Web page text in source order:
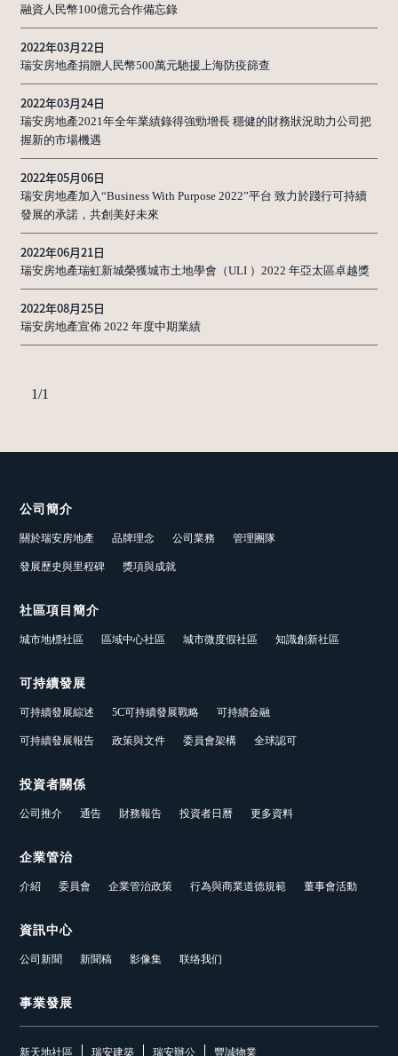
融資人民幣100億元合作備忘錄
2022年03月22日
瑞安房地產捐贈人民幣500萬元馳援上海防疫篩查
2022年03月24日
瑞安房地產2021年全年業績錄得強勁增長 穩健的財務狀況助力公司把
握新的市場機遇
2022年05月06日
瑞安房地產加入“Business With Purpose 2022”平台 致力於踐行可持續
發展的承諾，共創美好未來
2022年06月21日
瑞安房地產瑞虹新城榮獲城市土地學會（ULI ）2022 年亞太區卓越獎
2022年08月25日
瑞安房地產宣佈 2022 年度中期業績
1/1
公司簡介
關於瑞安房地產 品牌理念 公司業務 管理團隊
發展歷史與里程碑 獎項與成就
社區項目簡介
城市地標社區 區域中心社區 城市微度假社區 知識創新社區
可持續發展
可持續發展綜述 5C可持續發展戰略 可持續金融
可持續發展報告 政策與文件 委員會架構 全球認可
投資者關係
公司推介 通告 財務報告 投資者日曆 更多資料
企業管治
介紹 委員會 企業管治政策 行為與商業道德規範 董事會活動
資訊中心
公司新聞 新聞稿 影像集 联络我们
事業發展
新天地社區 瑞安建築 瑞安辦公 豐誠物業